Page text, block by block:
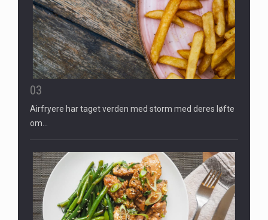
03
Airfryere har taget verden med storm med deres løfte
om…